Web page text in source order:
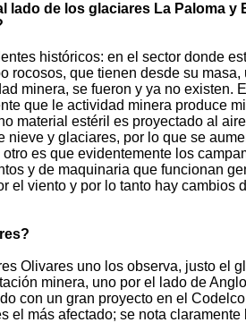
de los glaciares La Paloma y
históricos: en el sector donde
rocosos, que tienen desde su
minera, se fueron y ya no existen.
que le actividad minera produce
material estéril es proyectado al
nieve y glaciares, por lo que se
es que evidentemente los
y de maquinaria que funcionan
el viento y por lo tanto hay cambios
Olivares uno los observa, justo el
minera, uno por el lado de
con un gran proyecto en el
el más afectado; se nota